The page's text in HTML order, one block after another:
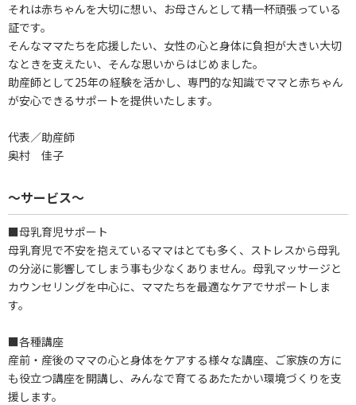
それは赤ちゃんを大切に想い、お母さんとして精一杯頑張っている
証です。
そんなママたちを応援したい、女性の心と身体に負担が大きい大切
なときを支えたい、そんな思いからはじめました。
助産師として25年の経験を活かし、専門的な知識でママと赤ちゃん
が安心できるサポートを提供いたします。
代表／助産師
奥村 佳子
～サービス～
■母乳育児サポート
母乳育児で不安を抱えているママはとても多く、ストレスから母乳
の分泌に影響してしまう事も少なくありません。母乳マッサージと
カウンセリングを中心に、ママたちを最適なケアでサポートしま
す。
■各種講座
産前・産後のママの心と身体をケアする様々な講座、ご家族の方に
も役立つ講座を開講し、みんなで育てるあたたかい環境づくりを支
援します。